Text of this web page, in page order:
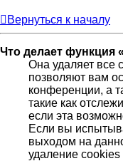
Вернуться к началу
Что делает функция
Она удаляет все
позволяют вам
конференции, а
такие как
если эта
Если вы
выходом на
удаление